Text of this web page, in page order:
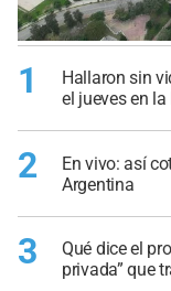
1
Hallaron sin
el jueves en
2
En vivo: así
Argentina
3
Qué dice el
privada” que